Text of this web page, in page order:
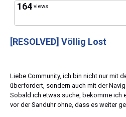
164 views
[RESOLVED] Völlig Lost
Liebe Community, ich bin nicht nur mit
überfordert, sondern auch mit der
Sobald ich etwas suche, bekomme ich
vor der Sanduhr ohne, dass es weiter